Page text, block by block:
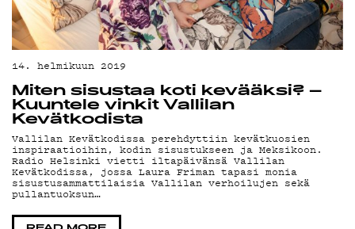
14. helmikuun 2019
Miten sisustaa koti kevääksi? –
Kuuntele vinkit Vallilan
Kevätkodista
Vallilan Kevätkodissa perehdyttiin kevätkuosien
inspiraatioihin, kodin sisustukseen ja Meksikoon.
Radio Helsinki vietti iltapäivänsä Vallilan
Kevätkodissa, jossa Laura Friman tapasi monia
sisustusammattilaisia Vallilan verhoilujen sekä
pullantuoksun…